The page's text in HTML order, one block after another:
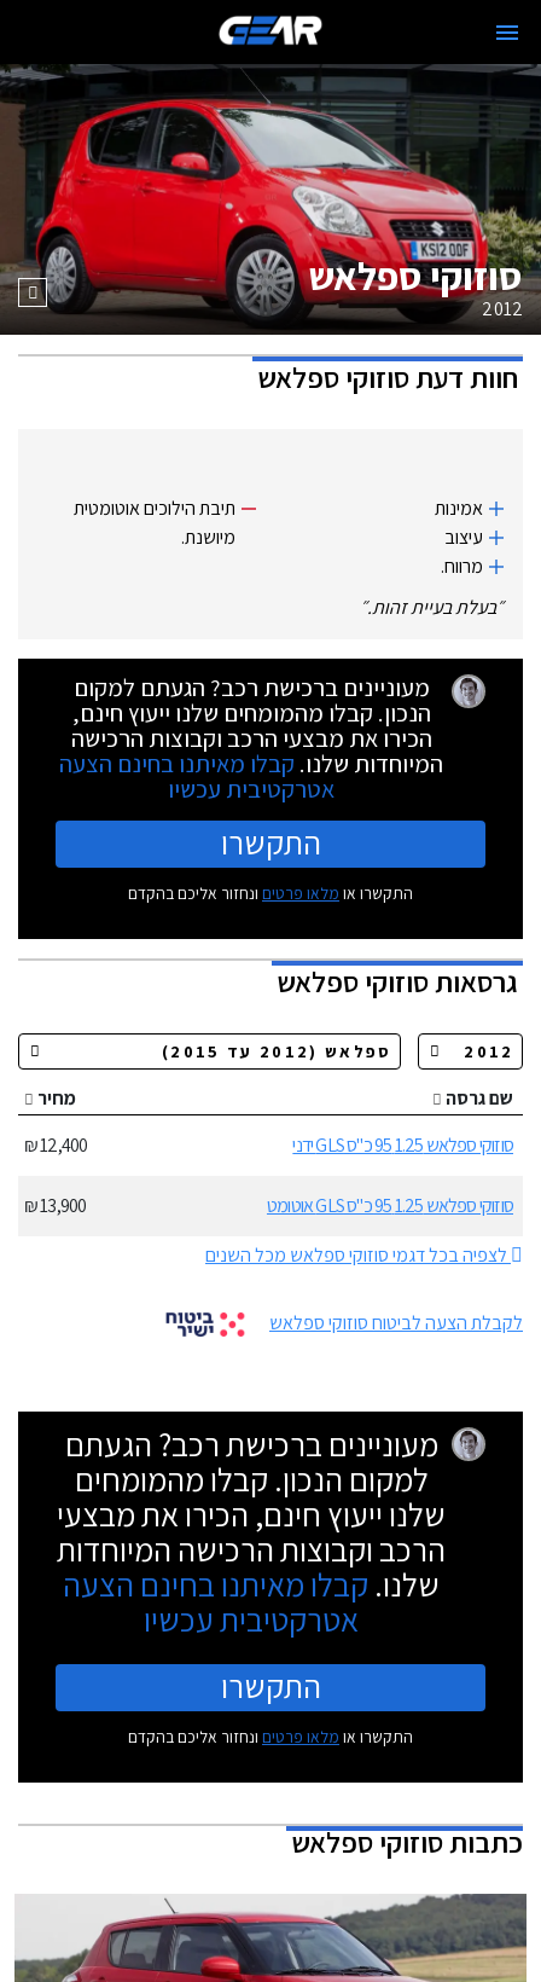
סוזוקי ספלאש
2012
חוות דעתסוזוקי ספלאש
אמינות
עיצוב
מרווח.
תיבת הילוכים אוטומטית
מיושנת.
״בעלת בעיית זהות.״
מעוניינים ברכישת רכב? הגעתם למקום
הנכון. קבלו מהמומחים שלנו ייעוץ חינם,
הכירו את מבצעי הרכב וקבוצות הרכישה
המיוחדות שלנו. קבלו מאיתנו בחינם הצעה
אטרקטיבית עכשיו
התקשרו
התקשרו או מלאו פרטים ונחזור אליכם בהקדם
גרסאותסוזוקי ספלאש
שם גרסה
מחיר
סוזוקי ספלאש 1.25 95 כ"ס GLS ידני
12,400 ₪
סוזוקי ספלאש 1.25 95 כ"ס GLS אוטומט
13,900 ₪
לצפיה בכל דגמי סוזוקי ספלאש מכל השנים
לקבלת הצעה לביטוח סוזוקי ספלאש
מעוניינים ברכישת רכב? הגעתם
למקום הנכון. קבלו מהמומחים
שלנו ייעוץ חינם, הכירו את מבצעי
הרכב וקבוצות הרכישה המיוחדות
שלנו. קבלו מאיתנו בחינם הצעה
אטרקטיבית עכשיו
התקשרו
התקשרו או מלאו פרטים ונחזור אליכם בהקדם
כתבותסוזוקי ספלאש